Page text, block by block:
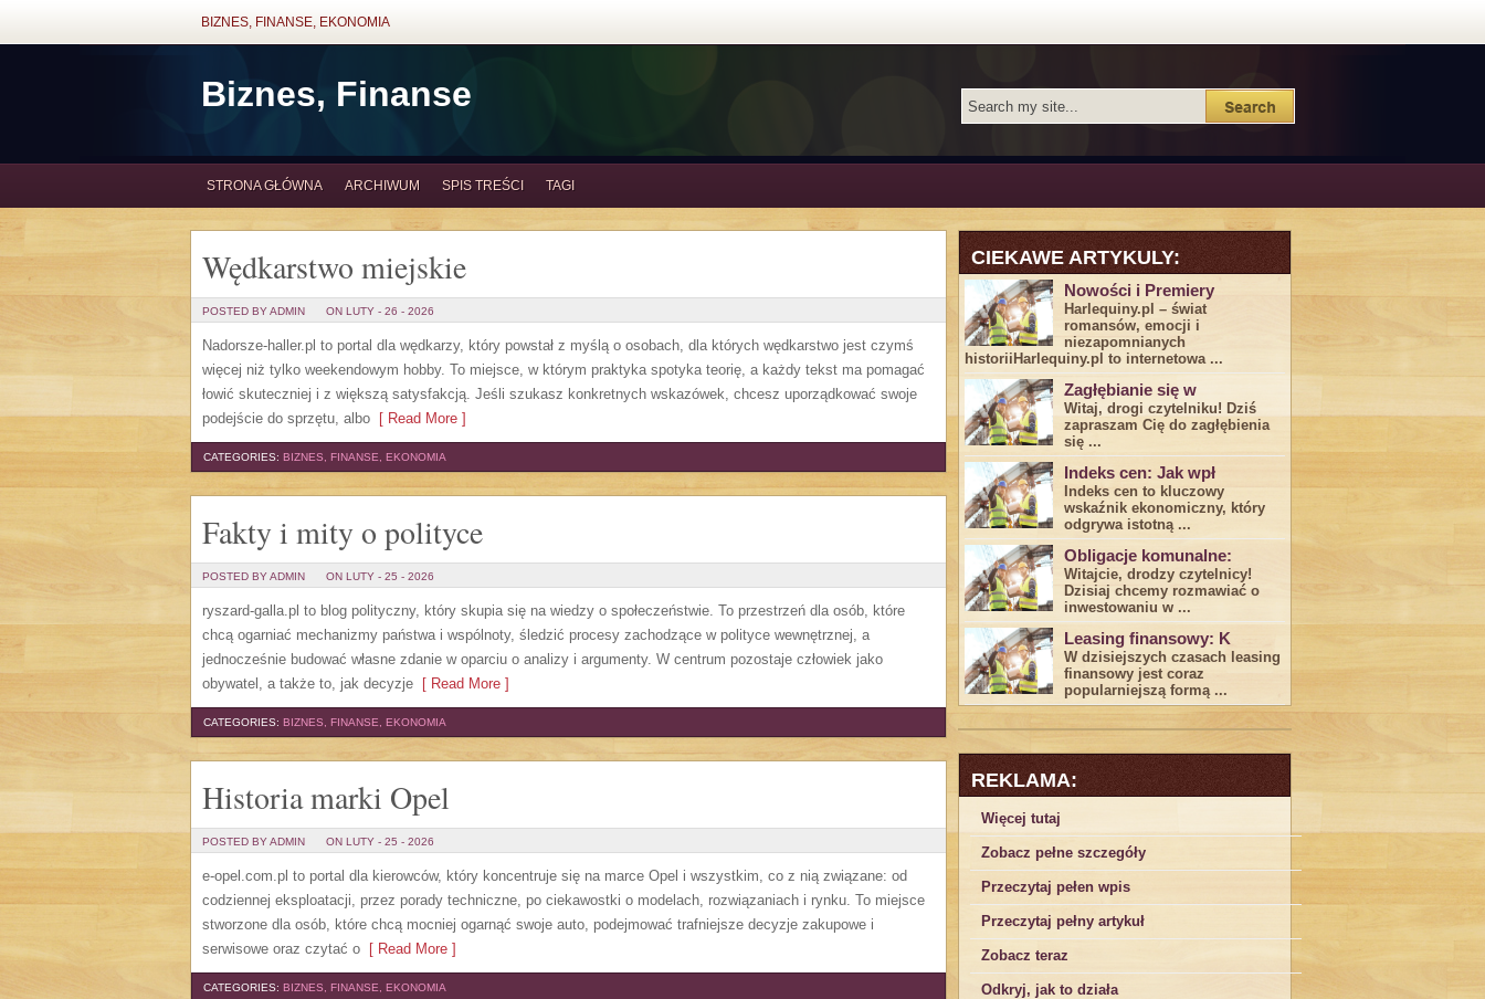
BIZNES, FINANSE, EKONOMIA
Biznes, Finanse
STRONA GŁÓWNA ARCHIWUM SPIS TREŚCI TAGI
Wędkarstwo miejskie
POSTED BY ADMIN ON LUTY - 26 - 2026
Nadorsze-haller.pl to portal dla wędkarzy, który powstał z myślą o osobach, dla których wędkarstwo jest czymś
więcej niż tylko weekendowym hobby. To miejsce, w którym praktyka spotyka teorię, a każdy tekst ma pomagać
łowić skuteczniej i z większą satysfakcją. Jeśli szukasz konkretnych wskazówek, chcesz uporządkować swoje
podejście do sprzętu, albo [ Read More ]
CATEGORIES: BIZNES, FINANSE, EKONOMIA
Fakty i mity o polityce
POSTED BY ADMIN ON LUTY - 25 - 2026
ryszard-galla.pl to blog polityczny, który skupia się na wiedzy o społeczeństwie. To przestrzeń dla osób, które
chcą ogarniać mechanizmy państwa i wspólnoty, śledzić procesy zachodzące w polityce wewnętrznej, a
jednocześnie budować własne zdanie w oparciu o analizy i argumenty. W centrum pozostaje człowiek jako
obywatel, a także to, jak decyzje [ Read More ]
CATEGORIES: BIZNES, FINANSE, EKONOMIA
Historia marki Opel
POSTED BY ADMIN ON LUTY - 25 - 2026
e-opel.com.pl to portal dla kierowców, który koncentruje się na marce Opel i wszystkim, co z nią związane: od
codziennej eksploatacji, przez porady techniczne, po ciekawostki o modelach, rozwiązaniach i rynku. To miejsce
stworzone dla osób, które chcą mocniej ogarnąć swoje auto, podejmować trafniejsze decyzje zakupowe i
serwisowe oraz czytać o [ Read More ]
CATEGORIES: BIZNES, FINANSE, EKONOMIA
CIEKAWE ARTYKULY:
Nowości i Premiery
Harlequiny.pl – świat
romansów, emocji i
niezapomnianych
historiiHarlequiny.pl to internetowa ...
Zagłębianie się w
Witaj, drogi ⁤czytelniku! Dziś
zapraszam Cię do‍ zagłębienia
‍się⁢ ...
Indeks cen: Jak wpł
Indeks cen to kluczowy
wskaźnik ekonomiczny, który
odgrywa ​istotną ...
Obligacje komunalne:
Witajcie, drodzy czytelnicy!
Dzisiaj chcemy rozmawiać o
inwestowaniu w ...
Leasing finansowy: K
W dzisiejszych czasach leasing ​
finansowy jest ⁢coraz
popularniejszą formą ...
REKLAMA:
Więcej tutaj
Zobacz pełne szczegóły
Przeczytaj pełen wpis
Przeczytaj pełny artykuł
Zobacz teraz
Odkryj, jak to działa